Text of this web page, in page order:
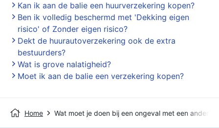
Kan ik aan de balie een huurverzekering kopen?
Ben ik volledig beschermd met 'Dekking eigen
risico' of Zonder eigen risico?
Dekt de huurautoverzekering ook de extra
bestuurders?
Wat is grove nalatigheid?
Moet ik aan de balie een verzekering kopen?
Home Wat moet je doen bij een ongeval met een andere